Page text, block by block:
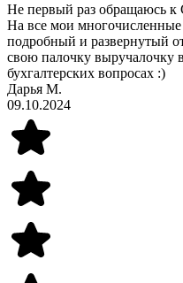
Не первый раз обращаюсь к
На все мои
подробный и развернутый
свою палочку выручалочку
бухгалтерских вопросах :)
Дарья М.
09.10.2024